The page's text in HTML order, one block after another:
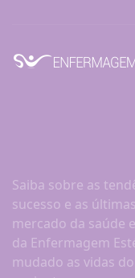
Saiba sobre as
sucesso e as
mercado da saúde
da Enfermagem
mudado as vidas